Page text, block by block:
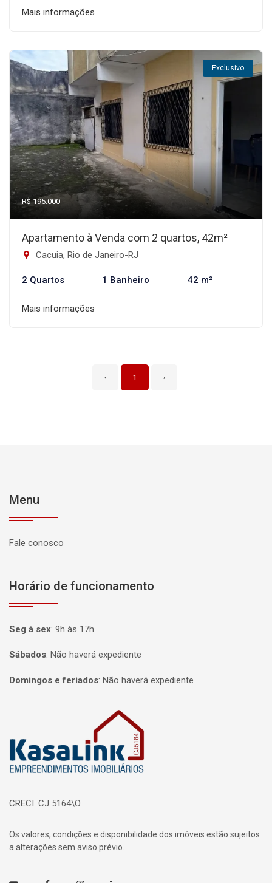
Mais informações
Exclusivo
R$ 195.000
Apartamento à Venda com 2 quartos, 42m²
Cacuia, Rio de Janeiro-RJ
2 Quartos 1 Banheiro 42 m²
Mais informações
‹ 1 ›
Menu
Fale conosco
Horário de funcionamento
Seg à sex: 9h às 17h
Sábados: Não haverá expediente
Domingos e feriados: Não haverá expediente
CRECI: CJ 5164\O
Os valores, condições e disponibilidade dos imóveis estão sujeitos
a alterações sem aviso prévio.